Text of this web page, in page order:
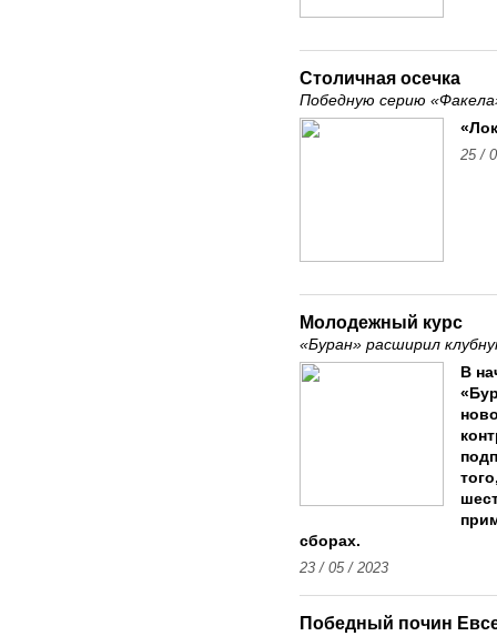
Столичная осечка
Победную серию
25 /
Молодежный курс
«Буран» расширил
В
сборах.
23 / 05 / 2023
Победный почин